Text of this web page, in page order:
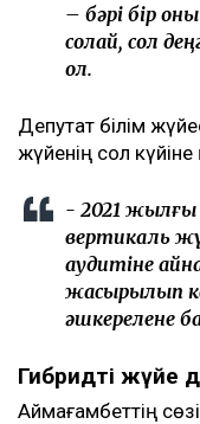
– бәрі бір
солай, сол
ол.
Депутат білім
жүйенің сол
- 2021 жылғы
вертикаль
аудитіне
жасырылып
әшкерелене
Гибридті жүйе
Аймағамбеттің